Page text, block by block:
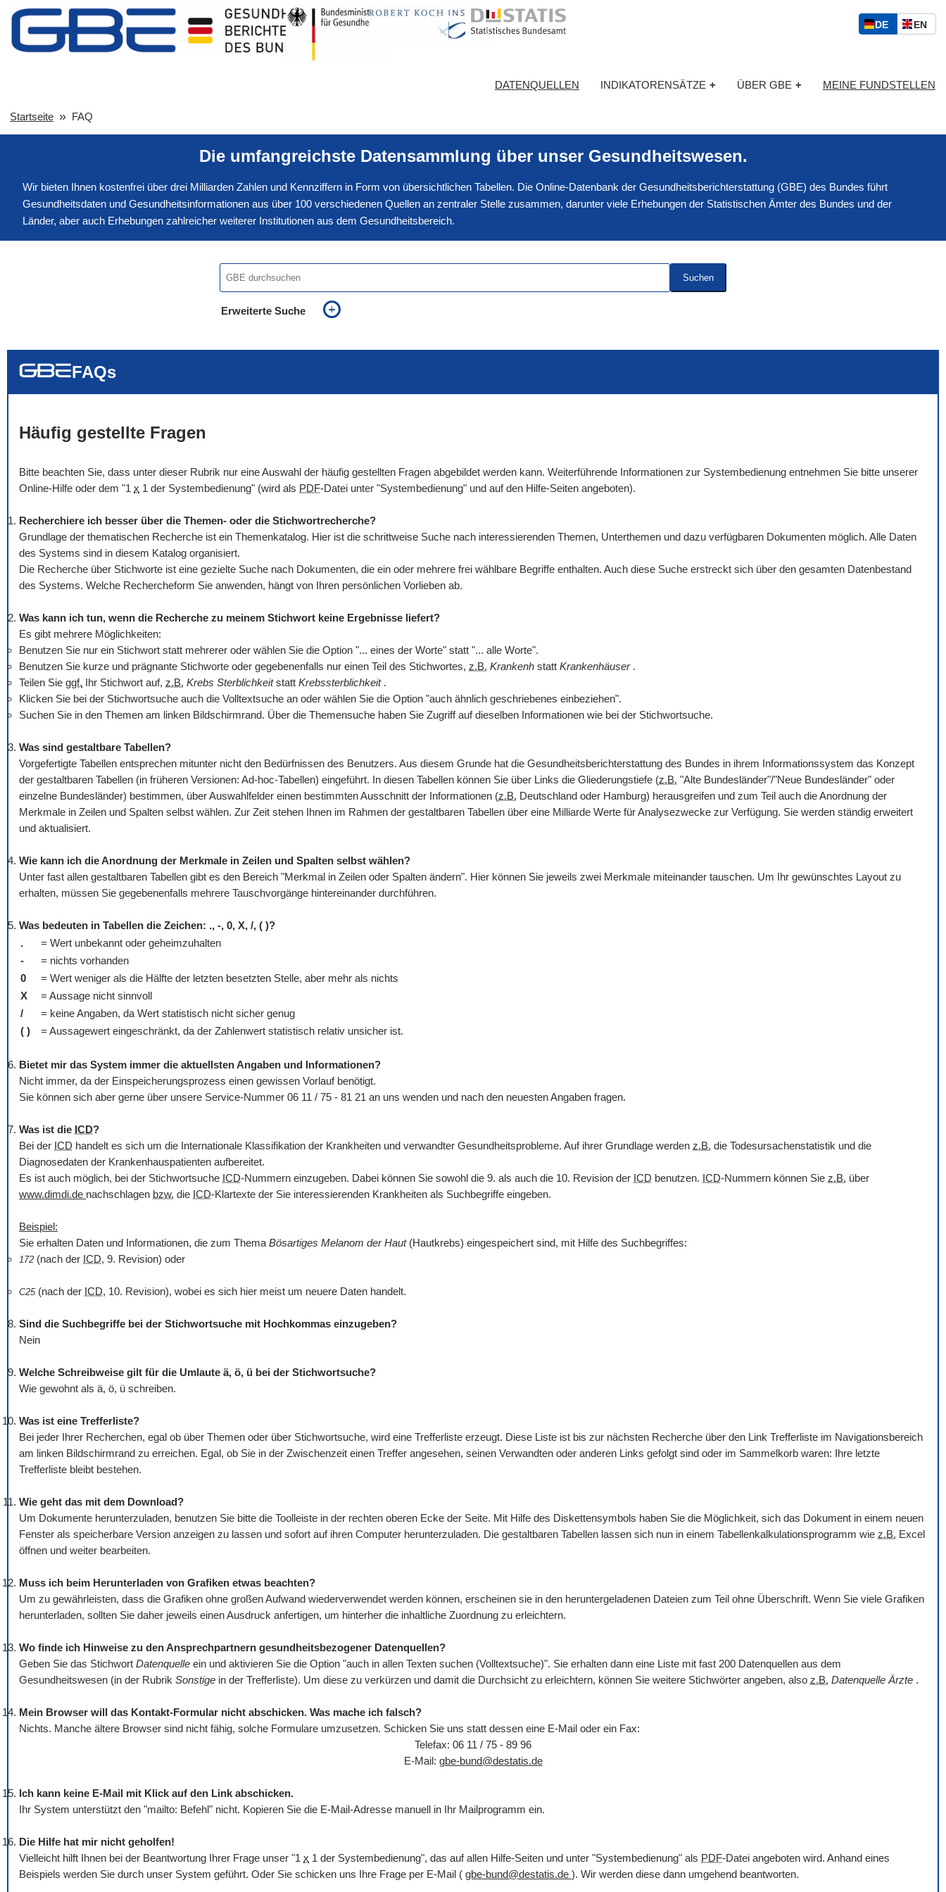
S
p
c
h
l
DED
S
ENE
I
H
DATENQUELLEN INDIKATORENSÄTZE + ÜBER GBE + MEINE FUNDSTELLEN
Startseite FAQ
Die umfangreichste Datensammlung über unser Gesundheitswesen.
Wir bieten Ihnen kostenfrei über drei Milliarden Zahlen und Kennziffern in Form von übersichtlichen Tabellen. Die Online-Datenbank der Gesundheitsberichterstattung (GBE) des Bundes führt
Gesundheitsdaten und Gesundheitsinformationen aus über 100 verschiedenen Quellen an zentraler Stelle zusammen, darunter viele Erhebungen der Statistischen Ämter des Bundes und der
Länder, aber auch Erhebungen zahlreicher weiterer Institutionen aus dem Gesundheitsbereich.
Suchen
Erweiterte Suche
FAQs
Häufig gestellte Fragen
Bitte beachten Sie, dass unter dieser Rubrik nur eine Auswahl der häufig gestellten Fragen abgebildet werden kann. Weiterführende Informationen zur Systembedienung entnehmen Sie bitte unserer
Online-Hilfe oder dem "1 x 1 der Systembedienung" (wird als PDF-Datei unter "Systembedienung" und auf den Hilfe-Seiten angeboten).
Recherchiere ich besser über die Themen- oder die Stichwortrecherche?
Grundlage der thematischen Recherche ist ein Themenkatalog. Hier ist die schrittweise Suche nach interessierenden Themen, Unterthemen und dazu verfügbaren Dokumenten möglich. Alle Daten
des Systems sind in diesem Katalog organisiert.
Die Recherche über Stichworte ist eine gezielte Suche nach Dokumenten, die ein oder mehrere frei wählbare Begriffe enthalten. Auch diese Suche erstreckt sich über den gesamten Datenbestand
des Systems. Welche Rechercheform Sie anwenden, hängt von Ihren persönlichen Vorlieben ab.
Was kann ich tun, wenn die Recherche zu meinem Stichwort keine Ergebnisse liefert?
Es gibt mehrere Möglichkeiten:
Benutzen Sie nur ein Stichwort statt mehrerer oder wählen Sie die Option "... eines der Worte" statt "... alle Worte".
Benutzen Sie kurze und prägnante Stichworte oder gegebenenfalls nur einen Teil des Stichwortes, z.B. Krankenh statt Krankenhäuser .
Teilen Sie ggf. Ihr Stichwort auf, z.B. Krebs Sterblichkeitstatt Krebssterblichkeit .
Klicken Sie bei der Stichwortsuche auch die Volltextsuche an oder wählen Sie die Option "auch ähnlich geschriebenes einbeziehen".
Suchen Sie in den Themen am linken Bildschirmrand. Über die Themensuche haben Sie Zugriff auf dieselben Informationen wie bei der Stichwortsuche.
Was sind gestaltbare Tabellen?
Vorgefertigte Tabellen entsprechen mitunter nicht den Bedürfnissen des Benutzers. Aus diesem Grunde hat die Gesundheitsberichterstattung des Bundes in ihrem Informationssystem das Konzept
der gestaltbaren Tabellen (in früheren Versionen: Ad-hoc-Tabellen) eingeführt. In diesen Tabellen können Sie über Links die Gliederungstiefe (z.B. "Alte Bundesländer"/"Neue Bundesländer" oder
einzelne Bundesländer) bestimmen, über Auswahlfelder einen bestimmten Ausschnitt der Informationen (z.B. Deutschland oder Hamburg) herausgreifen und zum Teil auch die Anordnung der
Merkmale in Zeilen und Spalten selbst wählen. Zur Zeit stehen Ihnen im Rahmen der gestaltbaren Tabellen über eine Milliarde Werte für Analysezwecke zur Verfügung. Sie werden ständig erweitert
und aktualisiert.
Wie kann ich die Anordnung der Merkmale in Zeilen und Spalten selbst wählen?
Unter fast allen gestaltbaren Tabellen gibt es den Bereich "Merkmal in Zeilen oder Spalten ändern". Hier können Sie jeweils zwei Merkmale miteinander tauschen. Um Ihr gewünschtes Layout zu
erhalten, müssen Sie gegebenenfalls mehrere Tauschvorgänge hintereinander durchführen.
Was bedeuten in Tabellen die Zeichen: ., -, 0, X, /, ( )?
.
= Wert unbekannt oder geheimzuhalten
-
= nichts vorhanden
0
= Wert weniger als die Hälfte der letzten besetzten Stelle, aber mehr als nichts
X
= Aussage nicht sinnvoll
/
= keine Angaben, da Wert statistisch nicht sicher genug
( )
= Aussagewert eingeschränkt, da der Zahlenwert statistisch relativ unsicher ist.
Bietet mir das System immer die aktuellsten Angaben und Informationen?
Nicht immer, da der Einspeicherungsprozess einen gewissen Vorlauf benötigt.
Sie können sich aber gerne über unsere Service-Nummer 06 11 / 75 - 81 21 an uns wenden und nach den neuesten Angaben fragen.
Was ist die ICD?
Bei der ICD handelt es sich um die Internationale Klassifikation der Krankheiten und verwandter Gesundheitsprobleme. Auf ihrer Grundlage werden z.B. die Todesursachenstatistik und die
Diagnosedaten der Krankenhauspatienten aufbereitet.
Es ist auch möglich, bei der Stichwortsuche ICD-Nummern einzugeben. Dabei können Sie sowohl die 9. als auch die 10. Revision der ICD benutzen. ICD-Nummern können Sie z.B. über
www.dimdi.de nachschlagen bzw. die ICD-Klartexte der Sie interessierenden Krankheiten als Suchbegriffe eingeben.
Beispiel:
Sie erhalten Daten und Informationen, die zum Thema Bösartiges Melanom der Haut (Hautkrebs) eingespeichert sind, mit Hilfe des Suchbegriffes:
172 (nach der ICD, 9. Revision) oder
C25 (nach der ICD, 10. Revision), wobei es sich hier meist um neuere Daten handelt.
Sind die Suchbegriffe bei der Stichwortsuche mit Hochkommas einzugeben?
Nein
Welche Schreibweise gilt für die Umlaute ä, ö, ü bei der Stichwortsuche?
Wie gewohnt als ä, ö, ü schreiben.
Was ist eine Trefferliste?
Bei jeder Ihrer Recherchen, egal ob über Themen oder über Stichwortsuche, wird eine Trefferliste erzeugt. Diese Liste ist bis zur nächsten Recherche über den Link Trefferliste im Navigationsbereich
am linken Bildschirmrand zu erreichen. Egal, ob Sie in der Zwischenzeit einen Treffer angesehen, seinen Verwandten oder anderen Links gefolgt sind oder im Sammelkorb waren: Ihre letzte
Trefferliste bleibt bestehen.
Wie geht das mit dem Download?
Um Dokumente herunterzuladen, benutzen Sie bitte die Toolleiste in der rechten oberen Ecke der Seite. Mit Hilfe des Diskettensymbols haben Sie die Möglichkeit, sich das Dokument in einem neuen
Fenster als speicherbare Version anzeigen zu lassen und sofort auf ihren Computer herunterzuladen. Die gestaltbaren Tabellen lassen sich nun in einem Tabellenkalkulationsprogramm wie z.B. Excel
öffnen und weiter bearbeiten.
Muss ich beim Herunterladen von Grafiken etwas beachten?
Um zu gewährleisten, dass die Grafiken ohne großen Aufwand wiederverwendet werden können, erscheinen sie in den heruntergeladenen Dateien zum Teil ohne Überschrift. Wenn Sie viele Grafiken
herunterladen, sollten Sie daher jeweils einen Ausdruck anfertigen, um hinterher die inhaltliche Zuordnung zu erleichtern.
Wo finde ich Hinweise zu den Ansprechpartnern gesundheitsbezogener Datenquellen?
Geben Sie das Stichwort Datenquelle ein und aktivieren Sie die Option "auch in allen Texten suchen (Volltextsuche)". Sie erhalten dann eine Liste mit fast 200 Datenquellen aus dem
Gesundheitswesen (in der Rubrik Sonstige in der Trefferliste). Um diese zu verkürzen und damit die Durchsicht zu erleichtern, können Sie weitere Stichwörter angeben, also z.B. Datenquelle Ärzte .
Mein Browser will das Kontakt-Formular nicht abschicken. Was mache ich falsch?
Nichts. Manche ältere Browser sind nicht fähig, solche Formulare umzusetzen. Schicken Sie uns statt dessen eine E-Mail oder ein Fax:
Telefax: 06 11 / 75 - 89 96
E-Mail: gbe-bund@destatis.de
Ich kann keine E-Mail mit Klick auf den Link abschicken.
Ihr System unterstützt den "mailto: Befehl" nicht. Kopieren Sie die E-Mail-Adresse manuell in Ihr Mailprogramm ein.
Die Hilfe hat mir nicht geholfen!
Vielleicht hilft Ihnen bei der Beantwortung Ihrer Frage unser "1 x 1 der Systembedienung", das auf allen Hilfe-Seiten und unter "Systembedienung" als PDF-Datei angeboten wird. Anhand eines
Beispiels werden Sie durch unser System geführt. Oder Sie schicken uns Ihre Frage per E-Mail ( gbe-bund@destatis.de ). Wir werden diese dann umgehend beantworten.